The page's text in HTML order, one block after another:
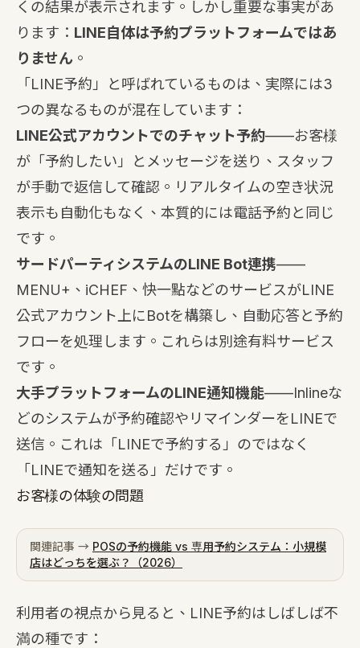
くの結果が表示されます。しかし重要な事実があ
ります： LINE自体は予約プラットフォームではあ
りません 。
「LINE予約」と呼ばれているものは、実際には3
つの異なるものが混在しています：
LINE公式アカウントでのチャット予約——お客様
が「予約したい」とメッセージを送り、スタッフ
が手動で返信して確認。リアルタイムの空き状況
表示も自動化もなく、本質的には電話予約と同じ
です。
サードパーティシステムのLINE Bot連携——
MENU+、iCHEF、快一點などのサービスがLINE
公式アカウント上にBotを構築し、自動応答と予約
フローを処理します。これらは別途有料サービス
です。
大手プラットフォームのLINE通知機能——Inlineな
どのシステムが予約確認やリマインダーをLINEで
送信。これは「LINEで予約する」のではなく
「LINEで通知を送る」だけです。
お客様の体験の問題
関連記事 → POSの予約機能 vs 専用予約システム：小規模
店はどっちを選ぶ？（2026）
利用者の視点から見ると、LINE予約はしばしば不
満の種です：